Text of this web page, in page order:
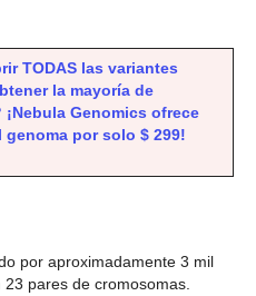
TODAS las variantes
la mayoría de
Genomics ofrece
por solo $ 299!
por aproximadamente 3 mil
pares de cromosomas.